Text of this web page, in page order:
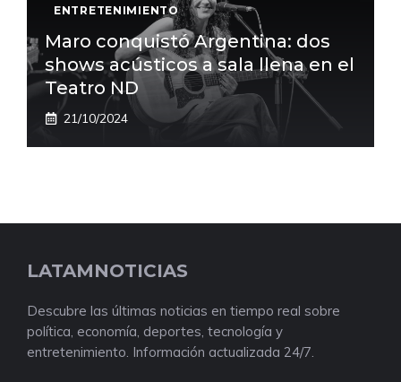
ENTRETENIMIENTO
Maro conquistó Argentina: dos
shows acústicos a sala llena en el
Teatro ND
21/10/2024
LATAMNOTICIAS
Descubre las últimas noticias en tiempo real sobre
política, economía, deportes, tecnología y
entretenimiento. Información actualizada 24/7.